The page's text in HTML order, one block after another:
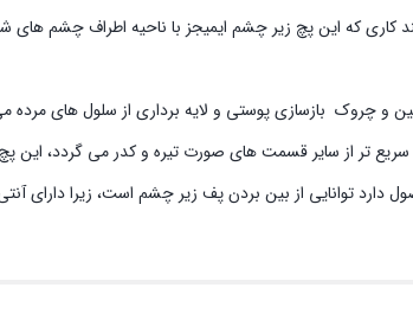
که این پچ زیر چشم ایمیجز با ناحیه اطراف چشم های
و چروک بازسازی پوستی و لایه برداری از سلول های مرده
تر از سایر قسمت های صورت تیره و کدر می گردد،
توانایی از بین بردن پف زیر چشم است، زیرا دارای